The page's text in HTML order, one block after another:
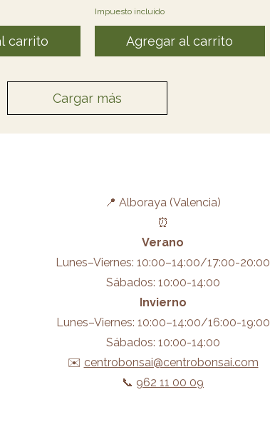
carrito
Impuesto incluido
Agregar al carrito
Cargar más
📍 Alboraya (Valencia)
⏰
Verano
Lunes–Viernes: 10:00–14:00/17:00-20:00
Sábados: 10:00-14:00
Invierno
Lunes–Viernes: 10:00–14:00/16:00-19:00
Sábados: 10:00-14:00
✉️ centrobonsai@centrobonsai.com
📞 962 11 00 09